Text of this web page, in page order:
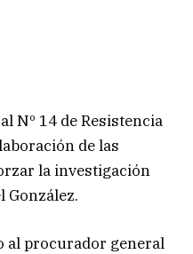
Nº 14 de Resistencia
de las
la investigación
González.
al procurador general